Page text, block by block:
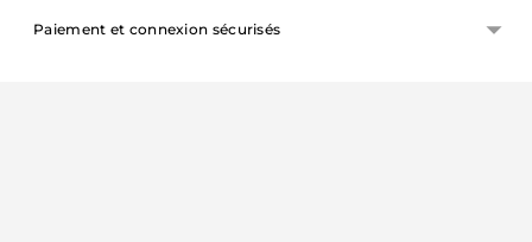
Paiement et connexion sécurisés